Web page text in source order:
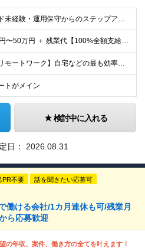
【クラウド未経験・運用保守からのステップアップ歓迎！学歴不問】 ・何かしらのインフラ実務経験をお持ちの方（サーバー/ネットワークの運用保守・監視、オンプレ環境のみの方も大歓迎！） ・月1回程度、秋葉原
月給30万円〜50万円 ＋ 残業代【100%全額支給】＋ 決算賞与 ※上記は固定残業代（みなし残業）を含まない【基本給】の金額です！ ※試用期間なし（入社初月から満額支給） ※あなたの前職給与や経験
★【基本リモートワーク】自宅などの最も効率よく働ける場所で開発に集中OK！ ・エンジニアの「働きやすさ」を最優先しており、基本リモートで働ける案件を厳選して獲得しています。 ・通勤ラッシュなどのストレ
トがメイン
検討中に入れる
日： 2026.08.31
PR不要 話を聞きたい応募可
働ける会社/1カ月連休も可/残業月
ら応募歓迎
の年収、案件、働き方の全てを叶えます！